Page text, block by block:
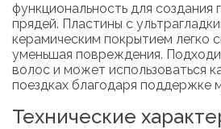
функциональность для создания
прядей. Пластины с
керамическим покрытием легко
уменьшая повреждения.
волос и может использоваться
поездках благодаря поддержке
Технические